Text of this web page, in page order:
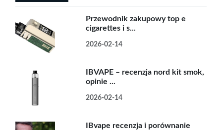
Przewodnik zakupowy top e
cigarettes i s...
2026-02-14
IBVAPE – recenzja nord kit smok,
opinie ...
2026-02-14
IBvape recenzja i porównanie